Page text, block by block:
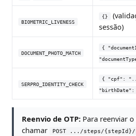
BIOMETRIC_LIVENESS
{}
sessão)
DOCUMENT_PHOTO_MATCH
{
SERPRO_IDENTITY_CHECK
{ "cpf":
Reenvio de OTP: Para reenviar
chamar
POST .../steps/